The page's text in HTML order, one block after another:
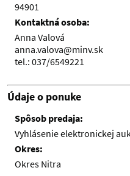
94901
Kontaktná osoba:
Anna Valová
anna.valova@minv.sk
tel.: 037/6549221
Údaje o ponuke
Spôsob predaja:
Vyhlásenie elektronickej
Okres:
Okres Nitra